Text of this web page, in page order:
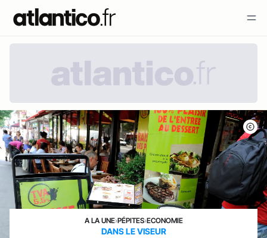
A LA UNE›PÉPITES›ECONOMIE
DANS LE VISEUR